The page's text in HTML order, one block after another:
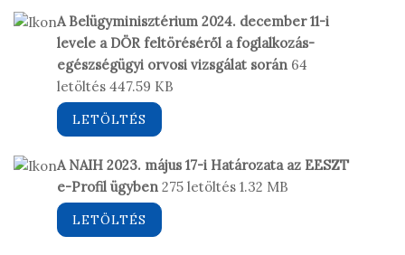
A Belügyminisztérium 2024. december 11-i
levele a DÖR feltöréséről a foglalkozás-
egészségügyi orvosi vizsgálat során 64
letöltés 447.59 KB
LETÖLTÉS
A NAIH 2023. május 17-i Határozata az EESZT
e-Profil ügyben 275 letöltés 1.32 MB
LETÖLTÉS